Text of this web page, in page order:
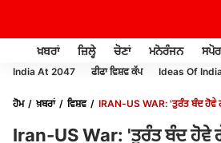
ਖ਼ਬਰਾਂ ਜ਼ਿਲ੍ਹੇ ਚੋਣਾਂ ਮਨੋਰੰਜਨ
India At 2047 ਫੀਫਾ ਵਿਸ਼ਵ ਕੱਪ Ideas Of
ਹੋਮ ਖ਼ਬਰਾਂ ਵਿਸ਼ਵ
IRAN-US WAR: 'ਤੁਰੰਤ ਬੰਦ ਹੋਵੇ
Iran-US War: 'ਤੁਰੰਤ ਬੰਦ ਹੋਵੇ